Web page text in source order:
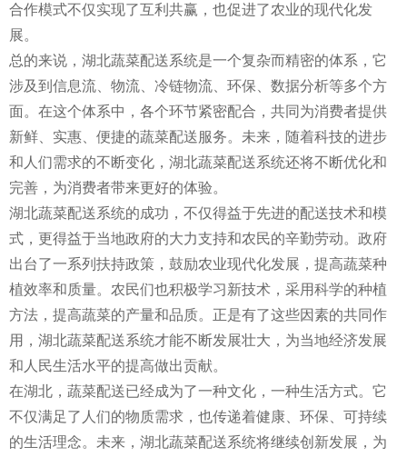
合作模式不仅实现了互利共赢，也促进了农业的现代化发
展。
总的来说，湖北蔬菜配送系统是一个复杂而精密的体系，它
涉及到信息流、物流、冷链物流、环保、数据分析等多个方
面。在这个体系中，各个环节紧密配合，共同为消费者提供
新鲜、实惠、便捷的蔬菜配送服务。未来，随着科技的进步
和人们需求的不断变化，湖北蔬菜配送系统还将不断优化和
完善，为消费者带来更好的体验。
湖北蔬菜配送系统的成功，不仅得益于先进的配送技术和模
式，更得益于当地政府的大力支持和农民的辛勤劳动。政府
出台了一系列扶持政策，鼓励农业现代化发展，提高蔬菜种
植效率和质量。农民们也积极学习新技术，采用科学的种植
方法，提高蔬菜的产量和品质。正是有了这些因素的共同作
用，湖北蔬菜配送系统才能不断发展壮大，为当地经济发展
和人民生活水平的提高做出贡献。
在湖北，蔬菜配送已经成为了一种文化，一种生活方式。它
不仅满足了人们的物质需求，也传递着健康、环保、可持续
的生活理念。未来，湖北蔬菜配送系统将继续创新发展，为